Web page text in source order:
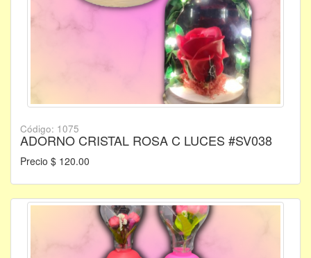
Código: 1075
ADORNO CRISTAL ROSA C LUCES #SV038
Precio $ 120.00